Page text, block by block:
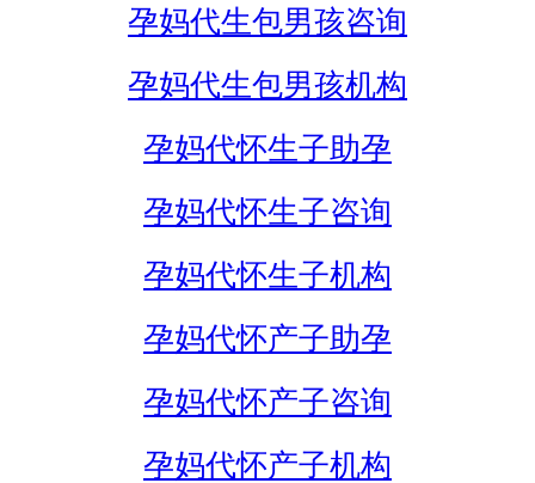
孕妈代生包男孩咨询
孕妈代生包男孩机构
孕妈代怀生子助孕
孕妈代怀生子咨询
孕妈代怀生子机构
孕妈代怀产子助孕
孕妈代怀产子咨询
孕妈代怀产子机构